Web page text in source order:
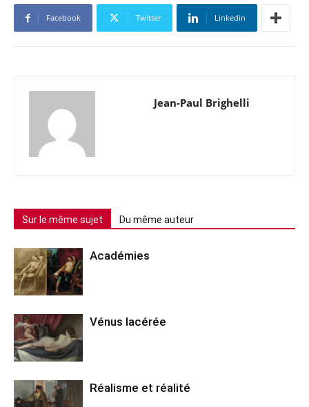
Facebook Twitter Linkedin
Jean-Paul Brighelli
Sur le même sujet Du même auteur
Académies
Vénus lacérée
Réalisme et réalité